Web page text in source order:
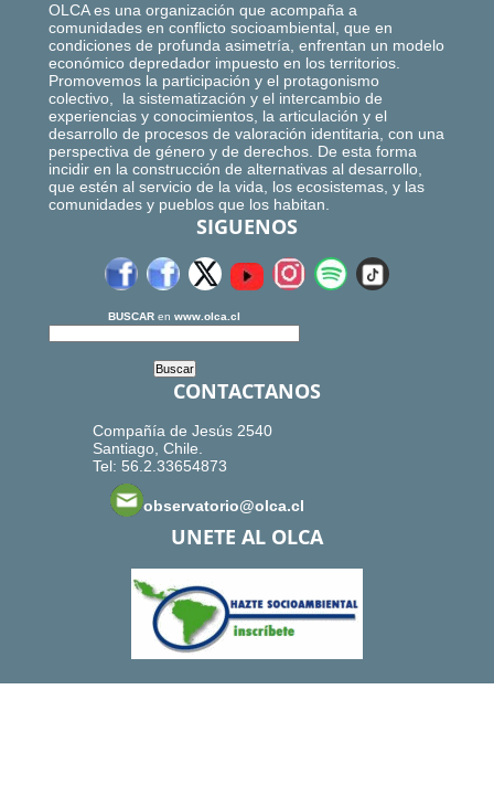
OLCA es una organización que acompaña a
comunidades en conflicto socioambiental, que en
condiciones de profunda asimetría, enfrentan un modelo
económico depredador impuesto en los territorios.
Promovemos la participación y el protagonismo
colectivo, la sistematización y el intercambio de
experiencias y conocimientos, la articulación y el
desarrollo de procesos de valoración identitaria, con una
perspectiva de género y de derechos. De esta forma
incidir en la construcción de alternativas al desarrollo,
que estén al servicio de la vida, los ecosistemas, y las
comunidades y pueblos que los habitan.
SIGUENOS
BUSCAR en www.olca.cl
CONTACTANOS
Compañía de Jesús 2540
Santiago, Chile.
Tel: 56.2.33654873
observatorio@olca.cl
UNETE AL OLCA